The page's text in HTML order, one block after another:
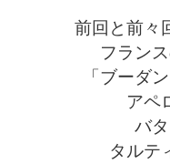
前回と前々
フラン
「ブーダ
アペ
バ
タルテ